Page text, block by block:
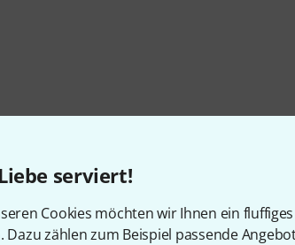
serviert!
Cookies möchten wir Ihnen ein
Dazu zählen zum Beispiel passende
Gefällt Ihnen, was Sie